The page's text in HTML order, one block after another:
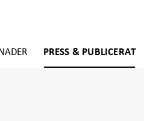
PRESS & PUBLICERAT